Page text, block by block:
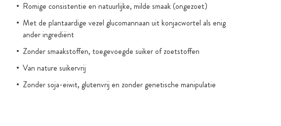
Romige consistentie en natuurlijke, milde smaak (ongezoet)
Met de plantaardige vezel glucomannaan uit konjacwortel als enig
ander ingrediënt
Zonder smaakstoffen, toegevoegde suiker of zoetstoffen
Van nature suikervrij
Zonder soja-eiwit, glutenvrij en zonder genetische manipulatie